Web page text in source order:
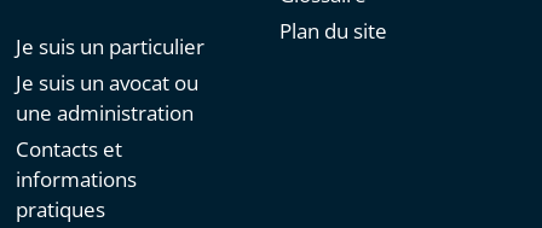
Je suis un particulier
Je suis un avocat ou
une administration
Contacts et
informations
pratiques
Plan du site